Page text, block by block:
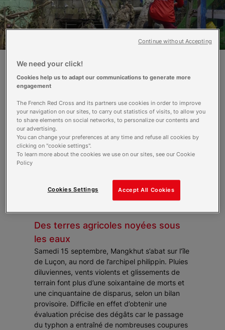
Le super typhon Mangkhut s’est abattu
sur les Philippines samedi 15 septembre,
avant de poursuivre sa route vers Hong-
Kong et Macao. Avec des rafales
atteignant 260 km/h, Mangkhut est le
typhon le plus puissant de l’année dans
cette région. Aux Philippines, les dégâts
humains et matériels sont
la Croix-Rouge philippine apportent un
soutien sans faille aux populations
Des terres agricoles noyées sous
les eaux
Samedi 15 septembre, Mangkhut s’abat sur l’île
de Luçon, au nord de l’archipel philippin. Pluies
diluviennes, vents violents et glissements de
terrain font plus d’une soixantaine de morts et
une cinquantaine de disparus, selon un bilan
provisoire. Difficile en effet d’obtenir une
évaluation précise des dégâts car le passage
du typhon a entraîné de nombreuses coupures
We need your click!
Cookies help us to adapt our communications to generate more
engagement
The French Red Cross and its partners use cookies in order to improve
your navigation on our sites, to carry out statistics of visits, to allow you
to share elements on social networks, to personalize our contents and
our advertising.
You can change your preferences at any time and refuse all cookies by
clicking on "cookie settings".
To learn more about the cookies we use on our sites, see our Cookie
Policy
Accept All Cookies
Cookies Settings
Continue without Accepting